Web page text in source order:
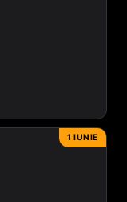
1 IUNIE